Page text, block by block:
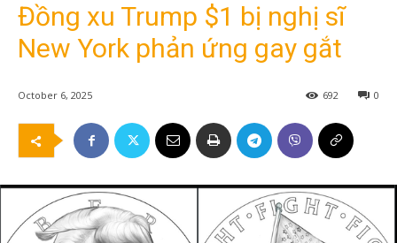
Đồng xu Trump $1 bị nghị sĩ
New York phản ứng gay gắt
October 6, 2025 0
692